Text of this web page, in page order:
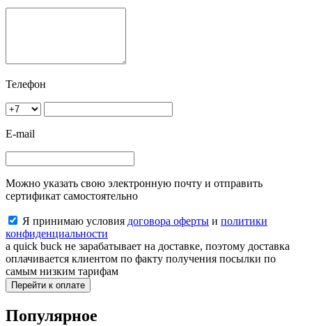
Телефон
E-mail
Можно указать свою электронную почту и отправить
сертификат самостоятельно
Я принимаю условия договора оферты и политики
конфиденциальности
a quick buck не зарабатывает на доставке, поэтому доставка
оплачивается клиентом по факту получения посылки по
самым низким тарифам
Перейти к оплате
Популярное